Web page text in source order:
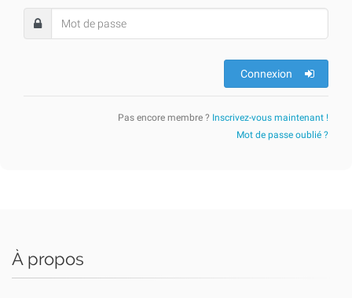
Connexion
Pas encore membre ? Inscrivez-vous maintenant !
Mot de passe oublié ?
À propos